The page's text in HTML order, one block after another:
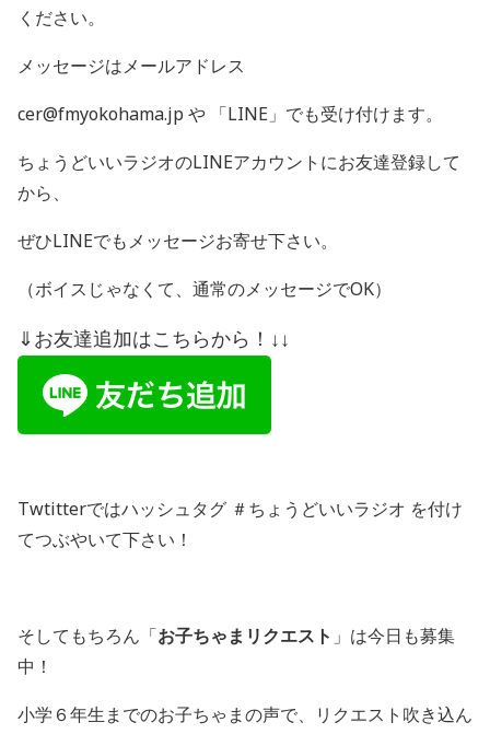
ください。
メッセージはメールアドレス
cer@fmyokohama.jp や 「LINE 」でも受け付けます。
ちょうどいいラジオのLINEアカウントにお友達登録して
から、
ぜひLINEでもメッセージお寄せ下さい。
（ボイスじゃなくて、通常のメッセージでOK）
⇓お友達追加はこちらから！↓↓
Twtitterではハッシュタグ ＃ちょうどいいラジオ を付け
てつぶやいて下さい！
そしてもちろん「お子ちゃまリクエスト 」は今日も募集
中！
小学６年生までのお子ちゃまの声で、リクエスト吹き込ん